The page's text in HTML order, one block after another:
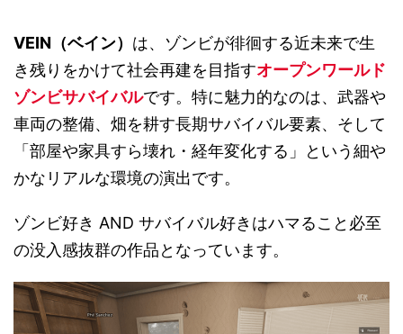
VEIN（ベイン） は、ゾンビが徘徊する近未来で生
き残りをかけて社会再建を目指すオープンワールド
ゾンビサバイバルです。特に魅力的なのは、武器や
車両の整備、畑を耕す長期サバイバル要素、そして
「部屋や家具すら壊れ・経年変化する」という細や
かなリアルな環境の演出です。
ゾンビ好き AND サバイバル好きはハマること必至
の没入感抜群の作品となっています。